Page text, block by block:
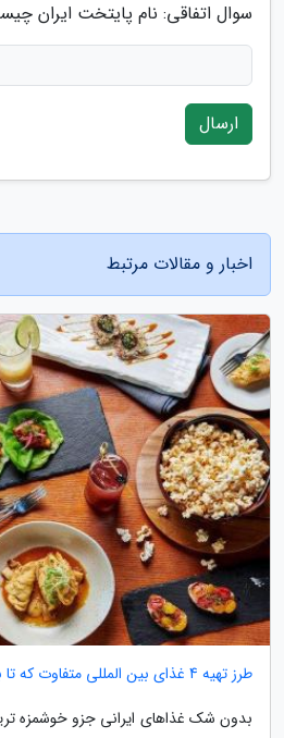
سوال اتفاقی: نام پایتخت ایران
ارسال
اخبار و مقالات مرتبط
طرز تهیه 4 غذای بین المللی متفاوت که تا به حال امتحان نکرده اید
بدون شک غذاهای ایرانی جزو خوشمزه